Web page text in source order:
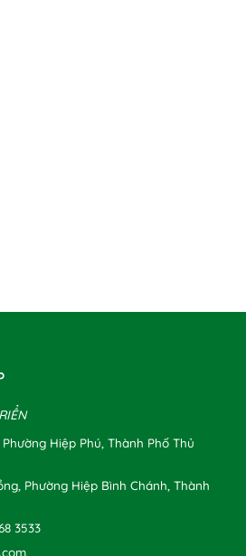
Hiệp Phú, Thành Phố Thủ
Phường Hiệp Bình Chánh, Thành
3533